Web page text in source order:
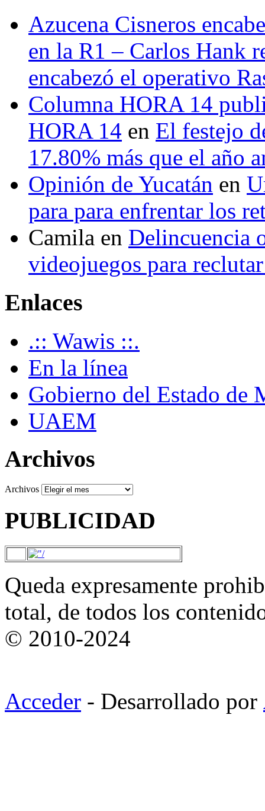
Azucena Cisneros
en la R1 – Carlos Hank
encabezó el operativo
Columna HORA 14
HORA 14 en El festejo
17.80% más que el año
Opinión de Yucatán en
para para enfrentar los
Camila en Delincuencia
videojuegos para
Enlaces
.:: Wawis ::.
En la línea
Gobierno del Estado de
UAEM
Archivos
Archivos
PUBLICIDAD
Queda expresamente
total, de todos los
© 2010-2024
Acceder - Desarrollado por